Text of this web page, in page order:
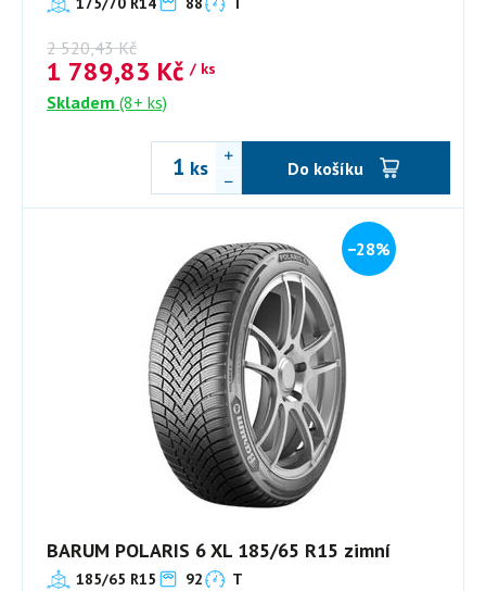
2 520,43 Kč
1 789,83 Kč / ks
Skladem (8+ ks)
ks Do košíku
−28%
BARUM POLARIS 6 XL 185/65 R15 zimní
185/65 R15 92 T